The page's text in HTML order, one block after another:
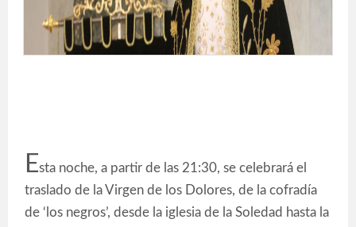
Esta noche, a partir de las 21:30, se celebrará el
traslado de la Virgen de los Dolores, de la cofradía
de ‘los negros’, desde la iglesia de la Soledad hasta la